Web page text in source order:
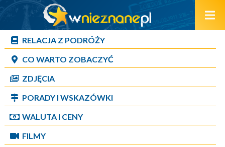
RELACJA Z PODRÓŻY
CO WARTO ZOBACZYĆ
ZDJĘCIA
PORADY I WSKAZÓWKI
WALUTA I CENY
FILMY